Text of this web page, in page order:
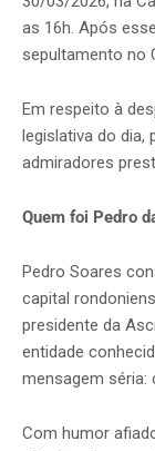
as 16h. Após
sepultamento no
Em respeito à
legislativa do dia,
admiradores
Quem foi Pedro
Pedro Soares
capital
presidente da
entidade
mensagem séria:
Com humor